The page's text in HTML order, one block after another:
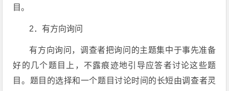
目。
2．有方向询问
有方向询问，调查者把询问的主题集中于事先准备
好的几个题目上，不露痕迹地引导应答者讨论这些题
目。题目的选择和一个题目讨论时间的长短由调查者灵